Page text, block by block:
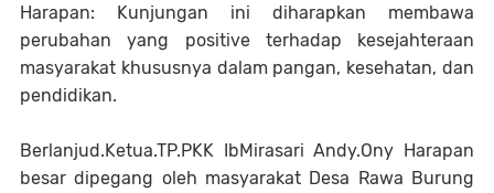
Harapan: Kunjungan ini diharapkan membawa
perubahan yang positive terhadap kesejahteraan
masyarakat khususnya dalam pangan, kesehatan, dan
pendidikan.
Berlanjud.Ketua.TP.PKK IbMirasari Andy.Ony Harapan
besar dipegang oleh masyarakat Desa Rawa Burung